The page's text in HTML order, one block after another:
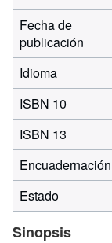
Fecha de
publicación
Idioma
ISBN 10
ISBN 13
Encuadernación
Estado
Sinopsis